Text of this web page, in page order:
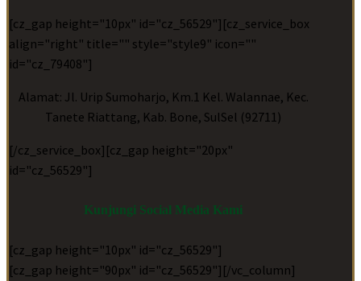
[cz_gap height="10px" id="cz_56529"][cz_service_box
align="right" title="" style="style9" icon=""
id="cz_79408"]
Alamat: Jl. Urip Sumoharjo, Km.1 Kel. Walannae, Kec.
Tanete Riattang, Kab. Bone, SulSel (92711)
[/cz_service_box][cz_gap height="20px"
id="cz_56529"]
Kunjungi Social Media Kami
[cz_gap height="10px" id="cz_56529"]
[cz_gap height="90px" id="cz_56529"][/vc_column]